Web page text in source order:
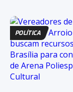
POLÍTICA